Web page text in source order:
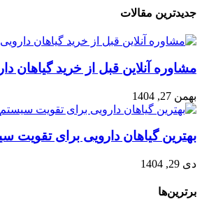
جدیدترین مقالات
مشاوره آنلاین قبل از خرید گیاهان
بهمن 27, 1404
بهترین گیاهان دارویی برای تقویت
دی 29, 1404
برترین‌ها